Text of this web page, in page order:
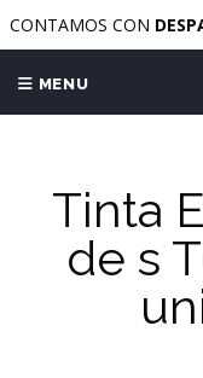
CONTAMOS CON
MENU
Tinta
de s